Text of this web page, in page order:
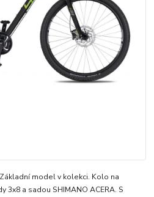
Základní model v kolekci. Kolo na
3x8 a sadou SHIMANO ACERA. S